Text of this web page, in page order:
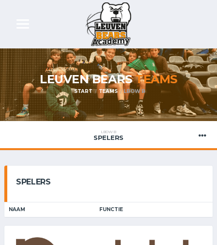
LEUVEN BEARSTEAMS
START TEAMS LBOW B
LBOW B
SPELERS
SPELERS
NAAM FUNCTIE